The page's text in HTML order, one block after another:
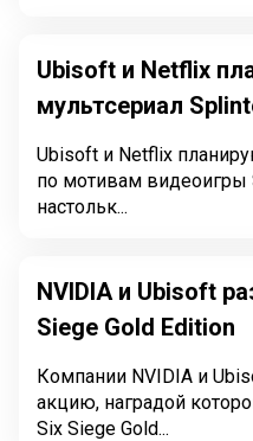
Ubisoft и Netflix
мультсериал
Ubisoft и Netflix
по мотивам видеоигры
настольк...
NVIDIA и Ubisoft
Siege Gold Edition
Компании NVIDIA и
акцию, наградой
Six Siege Gold...